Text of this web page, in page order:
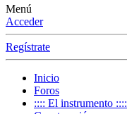
Menú
Acceder
Regístrate
Inicio
Foros
:::: El instrumento ::::